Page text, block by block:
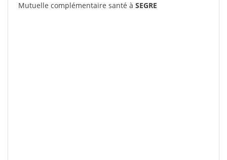
Mutuelle complémentaire santé à SEGRE